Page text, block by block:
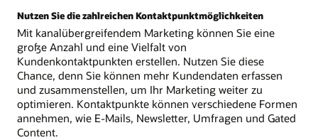
Nutzen Sie die zahlreichen Kontaktpunktmöglichkeiten
Mit kanalübergreifendem Marketing können Sie eine
große Anzahl und eine Vielfalt von
Kundenkontaktpunkten erstellen. Nutzen Sie diese
Chance, denn Sie können mehr Kundendaten erfassen
und zusammenstellen, um Ihr Marketing weiter zu
optimieren. Kontaktpunkte können verschiedene Formen
annehmen, wie E-Mails, Newsletter, Umfragen und Gated
Content.